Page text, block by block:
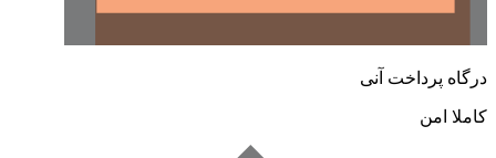
درگاه پرداخت آنی
کاملا امن